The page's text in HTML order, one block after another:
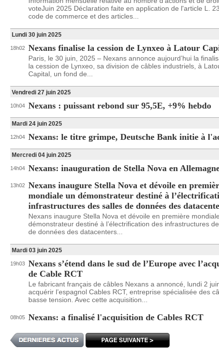
voteJuin 2025 Déclaration faite en application de l'article L.
code de commerce et des articles...
Lundi 30 juin 2025
18h02 Nexans finalise la cession de Lynxeo à Latour
Paris, le 30 juin, 2025 – Nexans annonce aujourd’hui la
la cession de Lynxeo, sa division de câbles industriels, à
Capital, un fond de...
Vendredi 27 juin 2025
10h04 Nexans : puissant rebond sur 95,5E, +9% hebdo
Mardi 24 juin 2025
12h04 Nexans: le titre grimpe, Deutsche Bank initie à
Mercredi 04 juin 2025
14h04 Nexans: inauguration de Stella Nova en
13h02 Nexans inaugure Stella Nova et dévoile en
mondiale un démonstrateur destiné à
infrastructures des salles de données des
Nexans inaugure Stella Nova et dévoile en première
démonstrateur destiné à l’électrification des infrastructures
de données des datacenters...
Mardi 03 juin 2025
19h03 Nexans s’étend dans le sud de l’Europe avec
de Cable RCT
Le fabricant français de câbles Nexans a annoncé, lundi 2
acquérir l’espagnol Cables RCT, entreprise spécialisée des
basse tension. Avec cette acquisition...
08h05 Nexans: a finalisé l'acquisition de Cables RCT